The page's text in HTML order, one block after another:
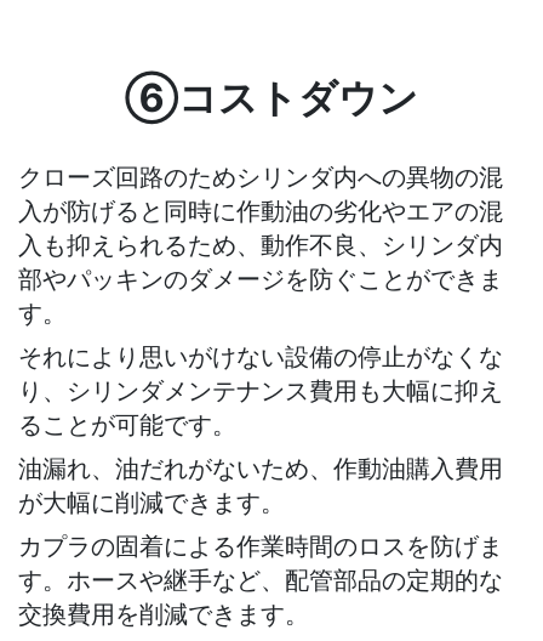
⑥コストダウン
クローズ回路のためシリンダ内への異物の混
入が防げると同時に作動油の劣化やエアの混
入も抑えられるため、動作不良、シリンダ内
部やパッキンのダメージを防ぐことができま
す。
それにより思いがけない設備の停止がなくな
り、シリンダメンテナンス費用も大幅に抑え
ることが可能です。
油漏れ、油だれがないため、作動油購入費用
が大幅に削減できます。
カプラの固着による作業時間のロスを防げま
す。ホースや継手など、配管部品の定期的な
交換費用を削減できます。